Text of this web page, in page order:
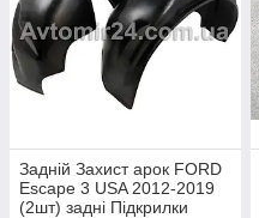
Задній Захист арок FORD
Escape 3 USA 2012-2019
(2шт) задні Підкрилки